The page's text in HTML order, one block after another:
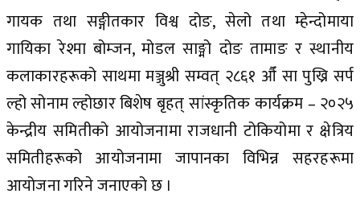
गायक तथा सङ्गीतकार विश्व दोङ, सेलो तथा म्हेन्दोमाया
गायिका रेश्मा बोम्जन, मोडल साङ्मो दोङ तामाङ र स्थानीय
कलाकारहरूको साथमा मञ्जुश्री सम्वत् २८६१ औँ सा पुख्रि सर्प
ल्हो सोनाम ल्होछार बिशेष बृहत् सांस्कृतिक कार्यक्रम – २०२५
केन्द्रीय समितीको आयोजनामा राजधानी टोकियोमा र क्षेत्रिय
समितीहरूको आयोजनामा जापानका विभिन्न सहरहरूमा
आयोजना गरिने जनाएको छ ।